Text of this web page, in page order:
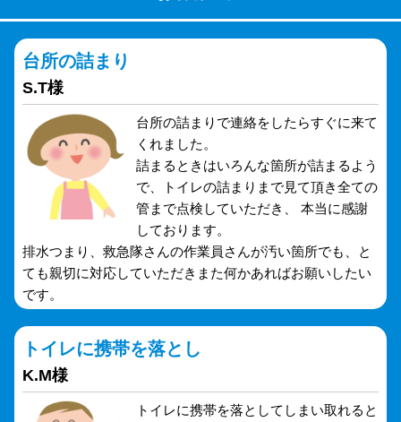
台所の詰まり
S.T様
台所の詰まりで連絡をしたらすぐに来て
くれました。
詰まるときはいろんな箇所が詰まるよう
で、トイレの詰まりまで見て頂き全ての
管まで点検していただき、 本当に感謝
しております。
排水つまり、救急隊さんの作業員さんが汚い箇所でも、と
ても親切に対応していただきまた何かあればお願いしたい
です。
トイレに携帯を落とし
K.M様
トイレに携帯を落としてしまい取れると